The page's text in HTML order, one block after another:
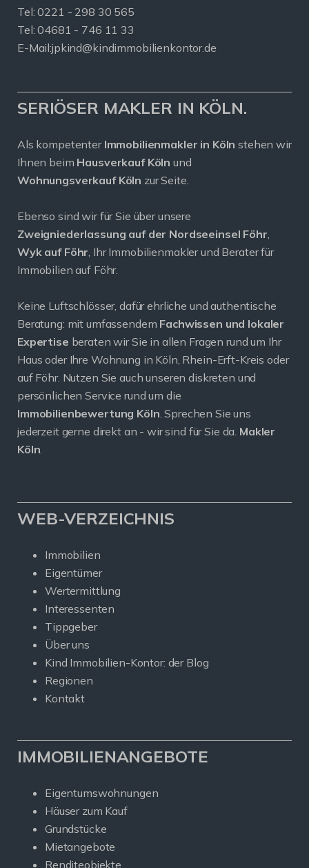
Tel: 0221 - 298 30 565
Tel: 04681 - 746 11 33
E-Mail:jpkind@kindimmobilienkontor.de
SERIÖSER MAKLER IN KÖLN.
Als kompetenter Immobilienmakler in Köln stehen wir
Ihnen beim Hausverkauf Köln und
Wohnungsverkauf Köln zur Seite.
Ebenso sind wir für Sie über unsere
Zweigniederlassung auf der Nordseeinsel Föhr
Wyk auf Föhr , Ihr Immobilienmakler und Berater für
Immobilien auf Föhr.
Keine Luftschlösser, dafür ehrliche und authentische
Beratung: mit umfassendem Fachwissen und lokaler
Expertise beraten wir Sie in allen Fragen rund um Ihr
Haus oder Ihre Wohnung in Köln, Rhein-Erft-Kreis oder
auf Föhr. Nutzen Sie auch unseren diskreten und
persönlichen Service rund um die
Immobilienbewertung Köln . Sprechen Sie uns
jederzeit gerne direkt an - wir sind für Sie da. Makler
Köln
WEB-VERZEICHNIS
Immobilien
Eigentümer
Wertermittlung
Interessenten
Tippgeber
Über uns
Kind Immobilien-Kontor: der Blog
Regionen
Kontakt
IMMOBILIENANGEBOTE
Eigentumswohnungen
Häuser zum Kauf
Grundstücke
Mietangebote
Renditeobjekte